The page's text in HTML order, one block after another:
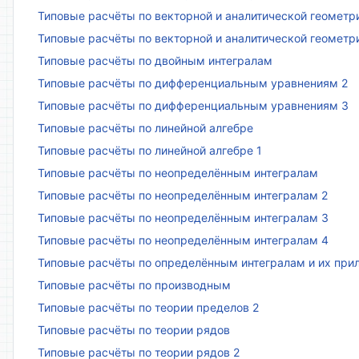
Типовые расчёты по векторной и аналитической
Типовые расчёты по векторной и аналитической
Типовые расчёты по двойным интегралам
Типовые расчёты по дифференциальным уравнениям 2
Типовые расчёты по дифференциальным уравнениям 3
Типовые расчёты по линейной алгебре
Типовые расчёты по линейной алгебре 1
Типовые расчёты по неопределённым интегралам
Типовые расчёты по неопределённым интегралам 2
Типовые расчёты по неопределённым интегралам 3
Типовые расчёты по неопределённым интегралам 4
Типовые расчёты по определённым интегралам и их
Типовые расчёты по производным
Типовые расчёты по теории пределов 2
Типовые расчёты по теории рядов
Типовые расчёты по теории рядов 2